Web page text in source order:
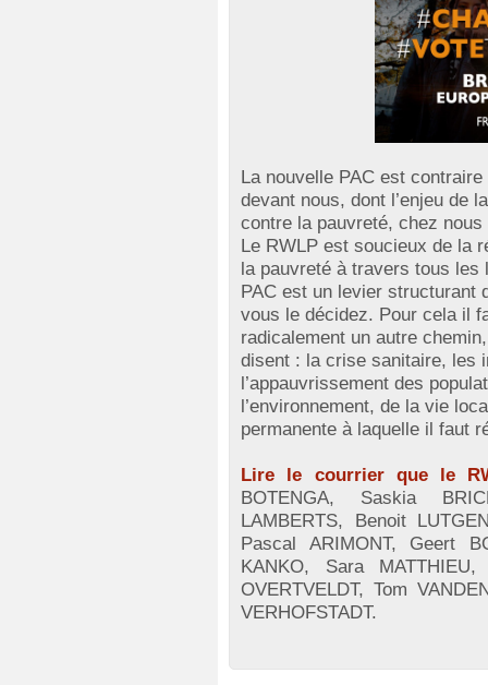
La nouvelle PAC est
devant nous, dont l’enjeu de
contre la pauvreté, chez
Le RWLP est soucieux de la
la pauvreté à travers tous
PAC est un levier structurant
vous le décidez. Pour cela il
radicalement un autre
disent : la crise sanitaire, les
l’appauvrissement des
l’environnement, de la vie
permanente à laquelle il faut
Lire le courrier que le
BOTENGA, Saskia
LAMBERTS, Benoit
Pascal ARIMONT, Geert
KANKO, Sara
OVERTVELDT, Tom
VERHOFSTADT.